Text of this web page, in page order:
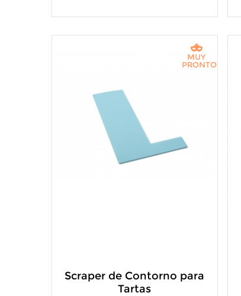
Scraper de Contorno para
Tartas
MUY
PRONTO